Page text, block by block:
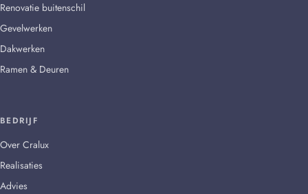
Renovatie buitenschil
Gevelwerken
Dakwerken
Ramen & Deuren
BEDRIJF
Over Cralux
Realisaties
Advies